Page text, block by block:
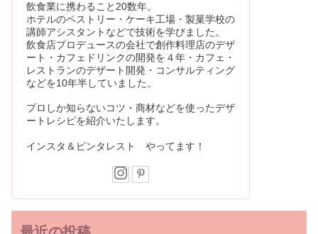
飲食業に携わること20数年。
ホテルのペストリー・ケーキ工場・製菓学校の
講師アシスタントなどで技術を学びました。
飲食店プロデュースの会社で創作料理店のデザ
ート・カフェドリンクの開発を４年・カフェ・
レストランのデザート開発・コンサルティング
などを10年半していました。
プロしか知らないコツ・商材などを使ったデザ
ートレシピを紹介いたします。
インスタ＆ピンタレスト やってます！